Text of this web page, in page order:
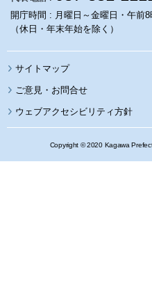
開庁時間 : 月曜日～金曜日・午前
（休日・年末年始を除く）
サイトマップ
ウェブアクセシビリティ方針
Copyright © 2020 Kagawa